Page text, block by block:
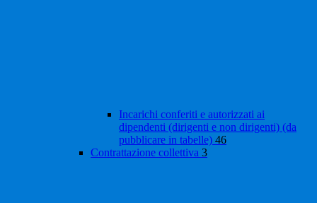
Incarichi conferiti e autorizzati ai
dipendenti (dirigenti e non dirigenti) (da
pubblicare in tabelle) 46
Contrattazione collettiva 3